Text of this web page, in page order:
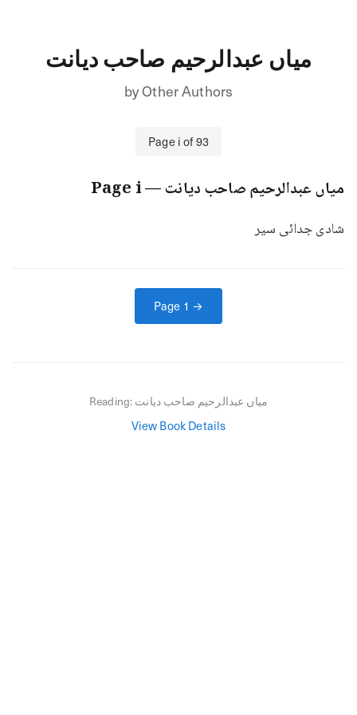
میاں عبدالرحیم صاحب دیانت
byOther Authors
Page i of93
میاں عبدالرحیم صاحب دیانت— Page
i
شادی جدائی سیر
Page 1 →
Reading: میاں عبدالرحیم صاحب دیانت
View Book Details